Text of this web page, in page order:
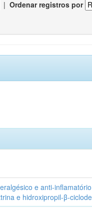
| Ordenar registros por
e anti-
e hidroxipropil-β-